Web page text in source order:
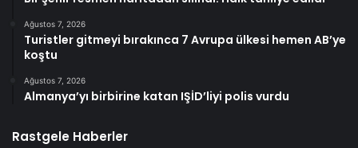
Ağustos 7, 2026
Turistler gitmeyi bırakınca 7 Avrupa ülkesi hemen AB’ye
koştu
Ağustos 7, 2026
Almanya’yı birbirine katan IŞİD’liyi polis vurdu
Rastgele Haberler